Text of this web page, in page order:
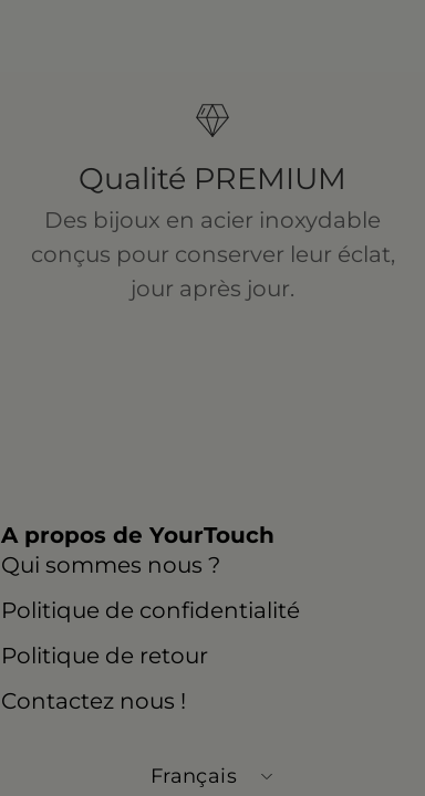
Qualité PREMIUM
Des bijoux en acier inoxydable
conçus pour conserver leur éclat,
jour après jour.
A propos de YourTouch
Qui sommes nous ?
Politique de confidentialité
Politique de retour
Contactez nous !
Langue
Français